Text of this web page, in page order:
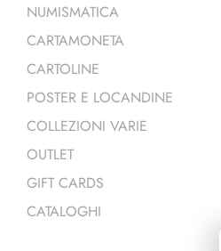
NUMISMATICA
CARTAMONETA
CARTOLINE
POSTER E LOCANDINE
COLLEZIONI VARIE
OUTLET
GIFT CARDS
CATALOGHI